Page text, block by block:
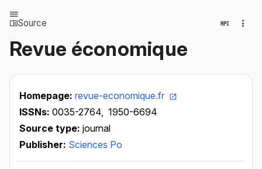
Source
Revue économique
Homepage: revue-economique.fr
ISSNs: 0035-2764, 1950-6694
Source type: journal
Publisher: Sciences Po